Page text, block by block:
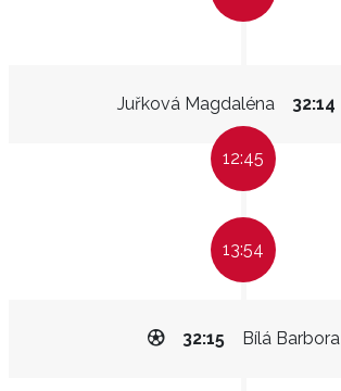
Juřková Magdaléna 32:14
12:45
13:54
Bílá Barbora
32:15